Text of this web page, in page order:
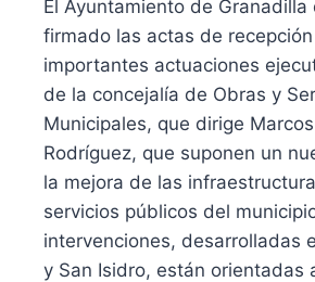
El Ayuntamiento de Granadilla
firmado las actas de
importantes actuaciones
de la concejalía de Obras y
Municipales, que dirige
Rodríguez, que suponen un
la mejora de las
servicios públicos del
intervenciones, desarrolladas
y San Isidro, están orientadas